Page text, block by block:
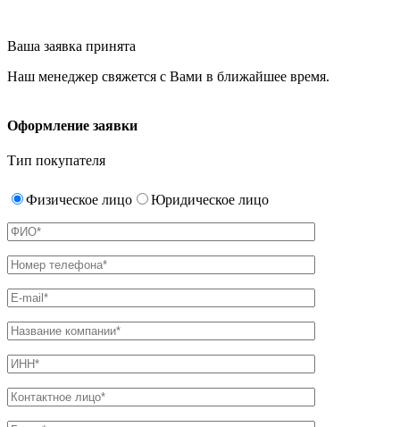
Ваша заявка принята
Наш менеджер свяжется с Вами в ближайшее время.
Оформление заявки
Тип покупателя
Физическое лицо Юридическое лицо